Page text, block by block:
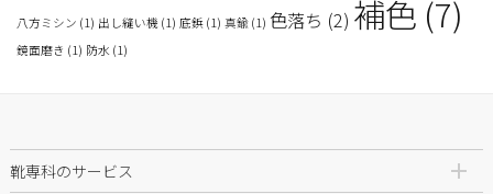
八方ミシン (1) 出し縫い機 (1) 底鋲 (1) 真鍮 (1) 色落ち (2) 補色 (7)
鏡面磨き (1) 防水 (1)
靴専科のサービス